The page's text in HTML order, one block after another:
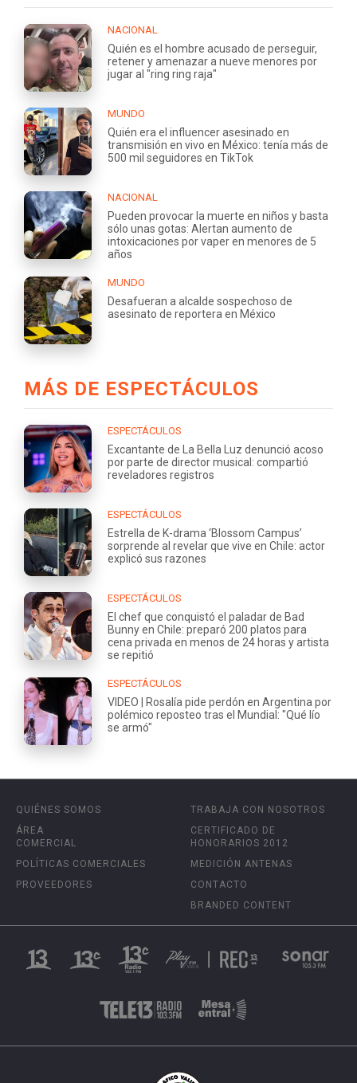
NACIONAL
Quién es el hombre acusado de perseguir,
retener y amenazar a nueve menores por
jugar al "ring ring raja"
MUNDO
Quién era el influencer asesinado en
transmisión en vivo en México: tenía más de
500 mil seguidores en TikTok
NACIONAL
Pueden provocar la muerte en niños y basta
sólo unas gotas: Alertan aumento de
intoxicaciones por vaper en menores de 5
años
MUNDO
Desafueran a alcalde sospechoso de
asesinato de reportera en México
MÁS DE ESPECTÁCULOS
ESPECTÁCULOS
Excantante de La Bella Luz denunció acoso
por parte de director musical: compartió
reveladores registros
ESPECTÁCULOS
Estrella de K-drama ‘Blossom Campus’
sorprende al revelar que vive en Chile: actor
explicó sus razones
ESPECTÁCULOS
El chef que conquistó el paladar de Bad
Bunny en Chile: preparó 200 platos para
cena privada en menos de 24 horas y artista
se repitió
ESPECTÁCULOS
VIDEO | Rosalía pide perdón en Argentina por
polémico reposteo tras el Mundial: "Qué lío
se armó"
QUIÉNES SOMOS
ÁREA
COMERCIAL
POLÍTICAS COMERCIALES
PROVEEDORES
TRABAJA CON NOSOTROS
CERTIFICADO DE
HONORARIOS 2012
MEDICIÓN ANTENAS
CONTACTO
BRANDED CONTENT